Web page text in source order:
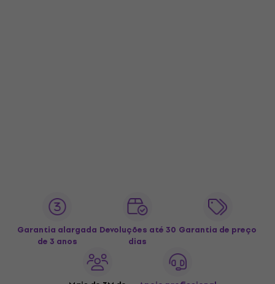
Garantia alargada
de 3 anos
Devoluções até 30
dias
Garantia de preço